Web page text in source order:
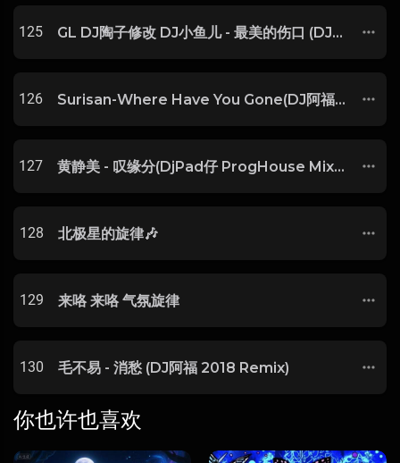
125 GL DJ陶子修改 DJ小鱼儿 - 最美的伤口 (DJ阿福 Remix) Vol.2
126 Surisan-Where Have You Gone(DJ阿福 Mix)
127 黄静美 - 叹缘分(DjPad仔 ProgHouse Mix国语女)
128 北极星的旋律🎶
129 来咯 来咯 气氛旋律
130 毛不易 - 消愁 (DJ阿福 2018 Remix)
你也许也喜欢